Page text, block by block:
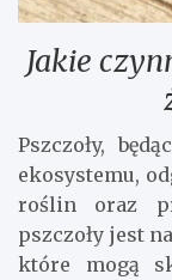
Jakie
Pszczoły,
ekosystemu,
roślin oraz
pszczoły jest
które mogą